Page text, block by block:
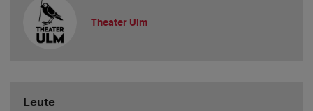
Theater Ulm
Leute